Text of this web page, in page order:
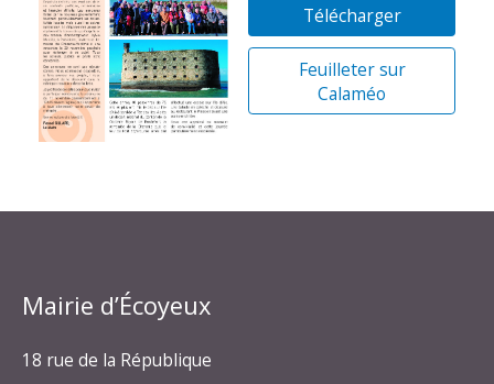
Télécharger
Feuilleter sur
Calaméo
Mairie d’Écoyeux
18 rue de la République